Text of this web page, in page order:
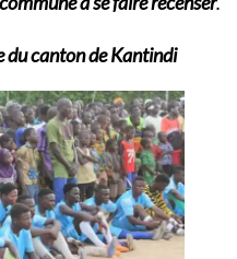
du canton de Kantindi